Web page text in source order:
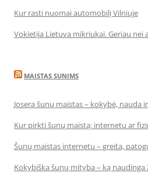
Kur rasti nuomai automobilį Vilniuje
Vokietija Lietuva mikriukai. Geriau nei
MAISTAS SUNIMS
Josera šunų maistas – kokybė, nauda
Kur pirkti šunų maistą: internetu ar
Šunų maistas internetu – greita,
Kokybiška šunų mityba – ką naudinga